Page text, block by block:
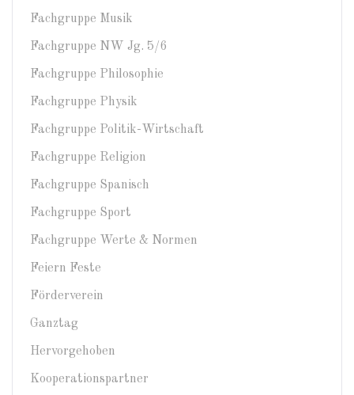
Fachgruppe Musik
Fachgruppe NW Jg. 5/6
Fachgruppe Philosophie
Fachgruppe Physik
Fachgruppe Politik-Wirtschaft
Fachgruppe Religion
Fachgruppe Spanisch
Fachgruppe Sport
Fachgruppe Werte & Normen
Feiern Feste
Förderverein
Ganztag
Hervorgehoben
Kooperationspartner